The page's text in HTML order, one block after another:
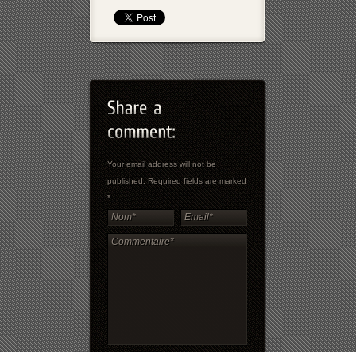
Your email address will not be
published. Required fields are marked
*